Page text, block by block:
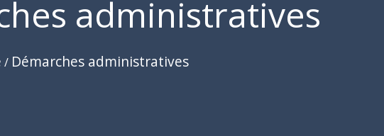
administratives
/ Démarches administratives